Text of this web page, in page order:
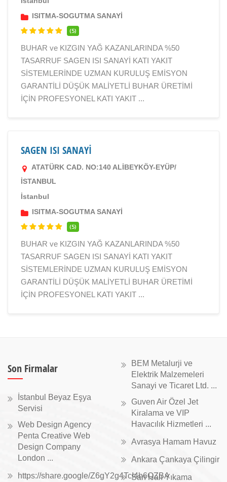
ISITMA-SOGUTMA SANAYİ
(5)
BUHAR ve KIZGIN YAĞ KAZANLARINDA %50
TASARRUF SAGEN ISI SANAYİ KATI YAKIT
SİSTEMLERİNDE UZMAN KURULUŞ EMİSYON
GARANTİLİ DÜŞÜK MALİYETLİ BUHAR ÜRETİMİ
İÇİN PROFESYONEL KATI YAKIT ...
SAGEN ISI SANAYİ
ATATÜRK CAD. NO:140 ALİBEYKÖY-EYÜP/
İSTANBUL
İstanbul
ISITMA-SOGUTMA SANAYİ
(5)
BUHAR ve KIZGIN YAĞ KAZANLARINDA %50
TASARRUF SAGEN ISI SANAYİ KATI YAKIT
SİSTEMLERİNDE UZMAN KURULUŞ EMİSYON
GARANTİLİ DÜŞÜK MALİYETLİ BUHAR ÜRETİMİ
İÇİN PROFESYONEL KATI YAKIT ...
Son Firmalar
İstanbul Beyaz Eşya
Servisi
Web Design Agency
Penta Creative Web
Design Company
London ...
https://share.google/Z6gY2g4TcI4h6QZBA
BEM Metalurji ve
Elektrik Malzemeleri
Sanayi ve Ticaret Ltd. ...
Guven Air Özel Jet
Kiralama ve VIP
Havacılık Hizmetleri ...
Avrasya Hamam Havuz
Ankara Çankaya Çilingir
Sarı Halı Yıkama